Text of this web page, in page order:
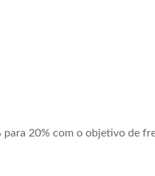
20% com o objetivo de